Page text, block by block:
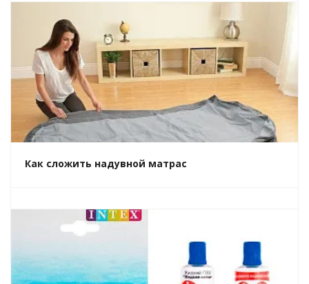
Как сложить надувной матрас